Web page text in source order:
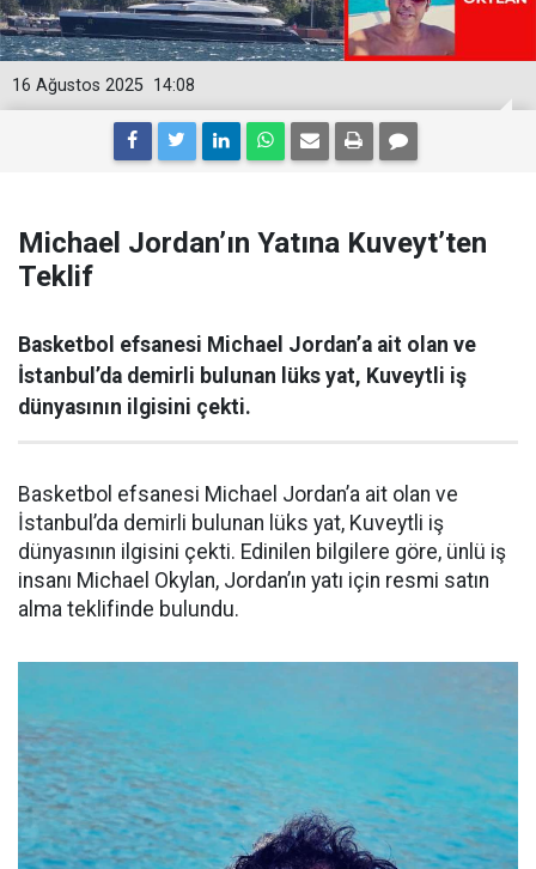
14:08
16 Ağustos 2025
Michael Jordan’ın Yatına Kuveyt’ten
Teklif
Basketbol efsanesi Michael Jordan’a ait olan ve
İstanbul’da demirli bulunan lüks yat, Kuveytli iş
dünyasının ilgisini çekti.
Basketbol efsanesi Michael Jordan’a ait olan ve
İstanbul’da demirli bulunan lüks yat, Kuveytli iş
dünyasının ilgisini çekti. Edinilen bilgilere göre, ünlü iş
insanı Michael Okylan, Jordan’ın yatı için resmi satın
alma teklifinde bulundu.